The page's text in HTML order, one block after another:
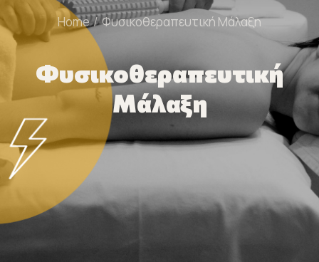
Σεμινάρια
Ευρωπαϊκά Προγράμματα
Εθνικά Προγράμματα
Voucher
Νέα & Ανακοινώσεις
Ευκαιρίες Καριέρας
Home Φυσικοθεραπευτική Μάλαξη
Φυσικοθεραπευτική
Μάλαξη